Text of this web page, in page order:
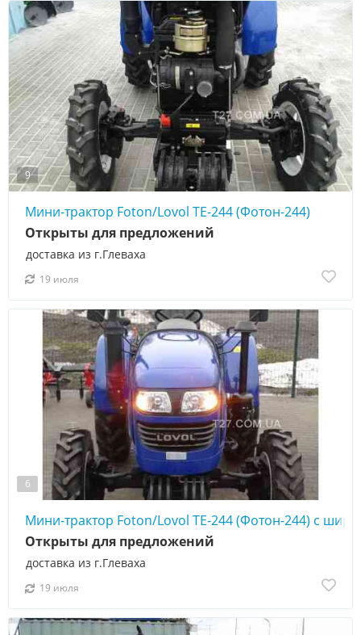
9
Мини-трактор Foton/Lovol TE-244 (Фотон-244)
доставка из г.Глеваха
Открыты для предложений
19 июля
6
Мини-трактор Foton/Lovol TE-244 (Фотон-244) с
доставка из г.Глеваха
Открыты для предложений
19 июля